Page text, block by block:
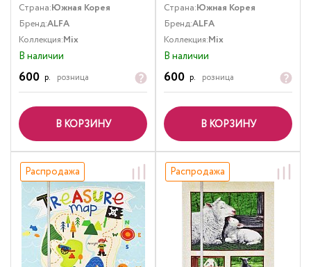
Страна:Южная Корея
Бренд:ALFA
Коллекция:Mix
В наличии
600 р. розница
В КОРЗИНУ
Страна:Южная Корея
Бренд:ALFA
Коллекция:Mix
В наличии
600 р. розница
В КОРЗИНУ
Распродажа Распродажа